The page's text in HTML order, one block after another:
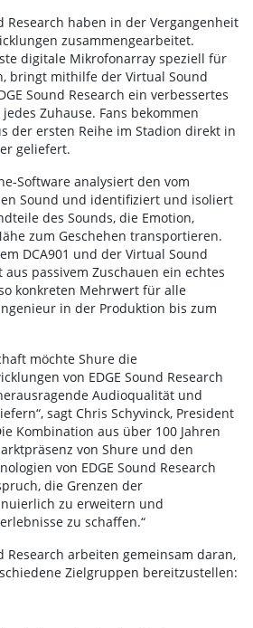
Research haben in der Vergangenheit
zusammengearbeitet.
digitale Mikrofonarray speziell für
bringt mithilfe der Virtual Sound
Sound Research ein verbessertes
Zuhause. Fans bekommen
der ersten Reihe im Stadion direkt in
geliefert.
Software analysiert den vom
Sound und identifiziert und isoliert
des Sounds, die Emotion,
zum Geschehen transportieren.
DCA901 und der Virtual Sound
aus passivem Zuschauen ein echtes
konkreten Mehrwert für alle
in der Produktion bis zum
möchte Shure die
von EDGE Sound Research
Audioqualität und
sagt Chris Schyvinck, President
Kombination aus über 100 Jahren
von Shure und den
von EDGE Sound Research
die Grenzen der
zu erweitern und
zu schaffen.“
Research arbeiten gemeinsam daran,
Zielgruppen bereitzustellen: